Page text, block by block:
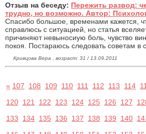
Отзыв на беседу: Пережить развод:
трудно, но возможно. Автор:
Спасибо большое, временами кажется,
справлюсь с ситуацией, но статья
причиняют невыносиую боль, чувство
покоя. Постараюсь следовать советам в
Кривцова Вера , возраст: 31 / 13.09.2011
« 107 108 109 110 111 112 113 114
120 121 122 123 124 125 126 127
133
134 135 136 137 138 139 140